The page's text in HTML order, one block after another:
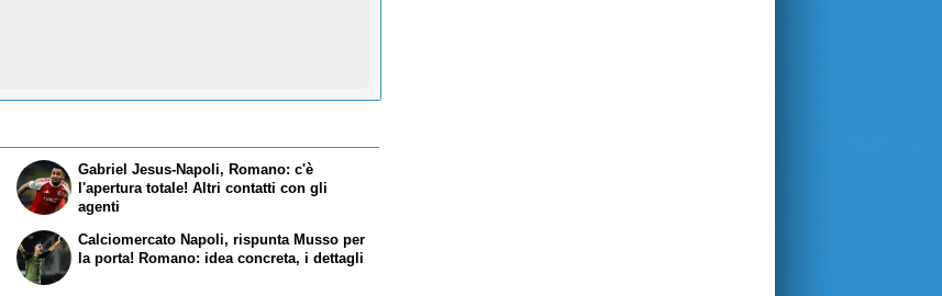
Gabriel Jesus-Napoli, Romano: c'è
l'apertura totale! Altri contatti con gli
agenti
Calciomercato Napoli, rispunta Musso per
la porta! Romano: idea concreta, i dettagli